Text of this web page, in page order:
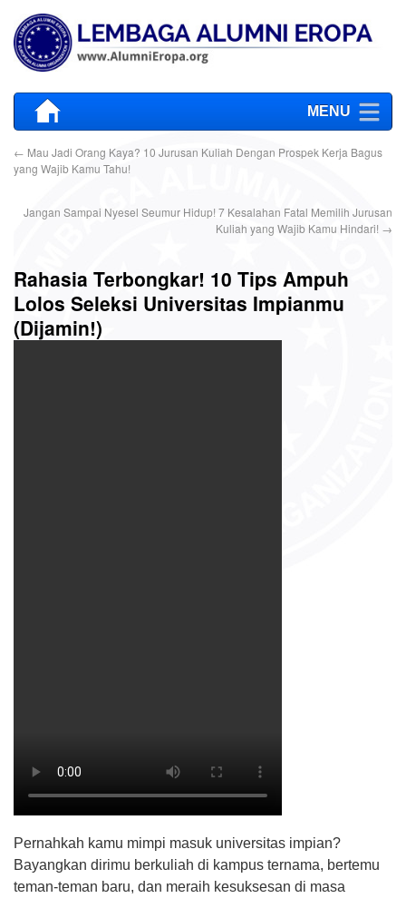
MENU
← Mau Jadi Orang Kaya? 10 Jurusan Kuliah Dengan Prospek Kerja Bagus
yang Wajib Kamu Tahu!
Jangan Sampai Nyesel Seumur Hidup! 7 Kesalahan Fatal Memilih Jurusan
Kuliah yang Wajib Kamu Hindari! →
Rahasia Terbongkar! 10 Tips Ampuh
Lolos Seleksi Universitas Impianmu
(Dijamin!)
Pernahkah kamu mimpi masuk universitas impian?
Bayangkan dirimu berkuliah di kampus ternama, bertemu
teman-teman baru, dan meraih kesuksesan di masa